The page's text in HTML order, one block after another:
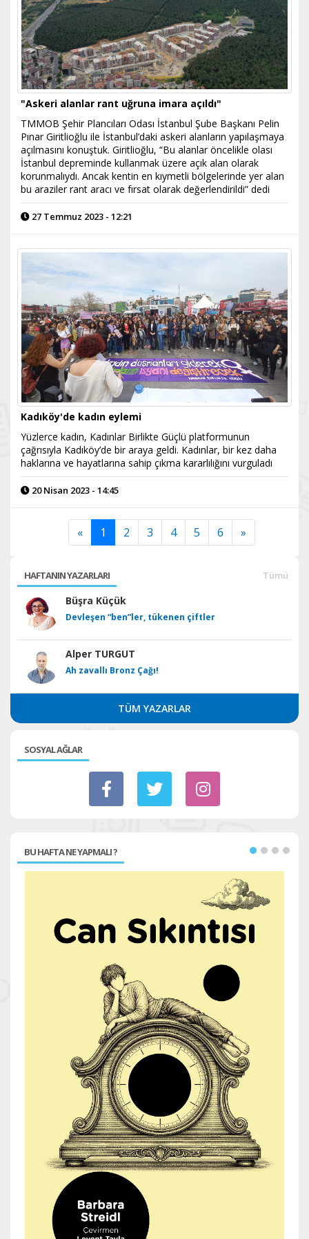
"Askeri alanlar rant uğruna imara açıldı"
TMMOB Şehir Plancıları Odası İstanbul Şube Başkanı Pelin
Pınar Giritlioğlu ile İstanbul’daki askeri alanların yapılaşmaya
açılmasını konuştuk. Giritlioğlu, “Bu alanlar öncelikle olası
İstanbul depreminde kullanmak üzere açık alan olarak
korunmalıydı. Ancak kentin en kıymetli bölgelerinde yer alan
bu araziler rant aracı ve fırsat olarak değerlendirildi” dedi
27 Temmuz 2023 - 12:21
Kadıköy'de kadın eylemi
Yüzlerce kadın, Kadınlar Birlikte Güçlü platformunun
çağrısıyla Kadıköy’de bir araya geldi. Kadınlar, bir kez daha
haklarına ve hayatlarına sahip çıkma kararlılığını vurguladı
20 Nisan 2023 - 14:45
« 1 2 3 4 5 6 »
HAFTANIN YAZARLARI Tümü
Büşra Küçük
Devleşen “ben”ler, tükenen çiftler
Alper TURGUT
Ah zavallı Bronz Çağı!
TÜM YAZARLAR
SOSYAL AĞLAR
BU HAFTA NE YAPMALI ?